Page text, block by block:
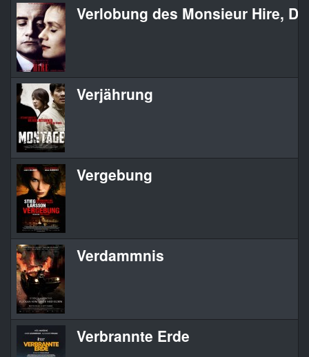
Verlobung des Monsieur Hire,
Verjährung
Vergebung
Verdammnis
Verbrannte Erde